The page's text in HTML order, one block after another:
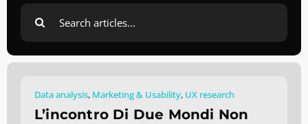
Search
for:
Data analysis, Marketing & Usability, UX research
L’incontro Di Due Mondi Non